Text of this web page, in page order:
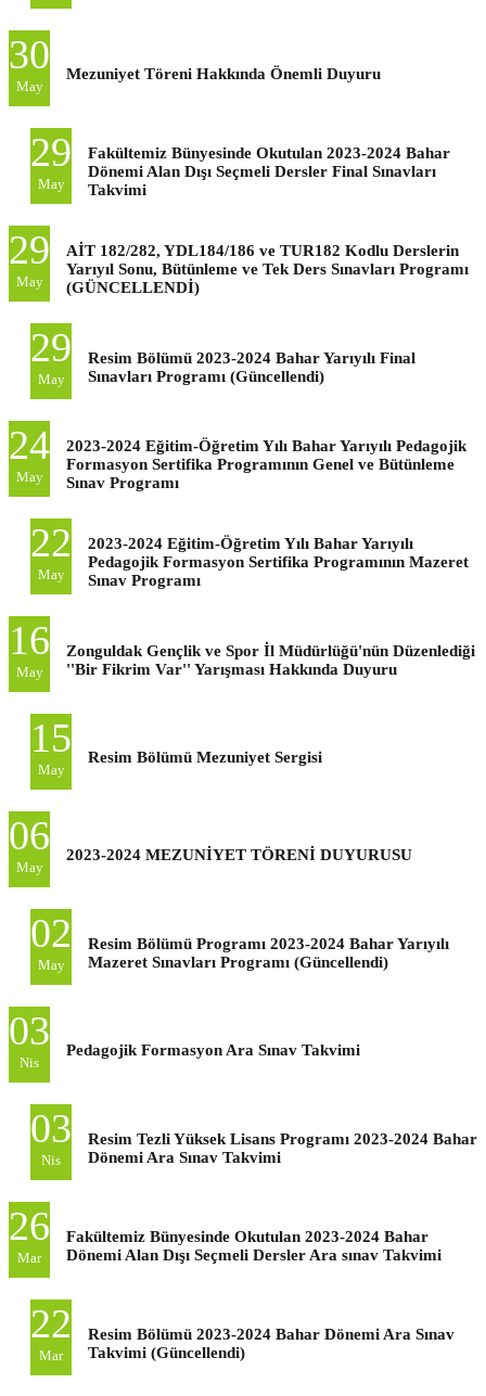
30
May
Mezuniyet Töreni Hakkında Önemli Duyuru
29
May
Fakültemiz Bünyesinde Okutulan 2023-2024 Bahar
Dönemi Alan Dışı Seçmeli Dersler Final Sınavları
Takvimi
29
May
AİT 182/282, YDL184/186 ve TUR182 Kodlu Derslerin
Yarıyıl Sonu, Bütünleme ve Tek Ders Sınavları Programı
(GÜNCELLENDİ)
29
May
Resim Bölümü 2023-2024 Bahar Yarıyılı Final
Sınavları Programı (Güncellendi)
24
May
2023-2024 Eğitim-Öğretim Yılı Bahar Yarıyılı Pedagojik
Formasyon Sertifika Programının Genel ve Bütünleme
Sınav Programı
22
May
2023-2024 Eğitim-Öğretim Yılı Bahar Yarıyılı
Pedagojik Formasyon Sertifika Programının Mazeret
Sınav Programı
16
May
Zonguldak Gençlik ve Spor İl Müdürlüğü'nün Düzenlediği
''Bir Fikrim Var'' Yarışması Hakkında Duyuru
15
May
Resim Bölümü Mezuniyet Sergisi
06
May
2023-2024 MEZUNİYET TÖRENİ DUYURUSU
02
May
Resim Bölümü Programı 2023-2024 Bahar Yarıyılı
Mazeret Sınavları Programı (Güncellendi)
03
Nis
Pedagojik Formasyon Ara Sınav Takvimi
03
Nis
Resim Tezli Yüksek Lisans Programı 2023-2024 Bahar
Dönemi Ara Sınav Takvimi
26
Mar
Fakültemiz Bünyesinde Okutulan 2023-2024 Bahar
Dönemi Alan Dışı Seçmeli Dersler Ara sınav Takvimi
22
Mar
Resim Bölümü 2023-2024 Bahar Dönemi Ara Sınav
Takvimi (Güncellendi)